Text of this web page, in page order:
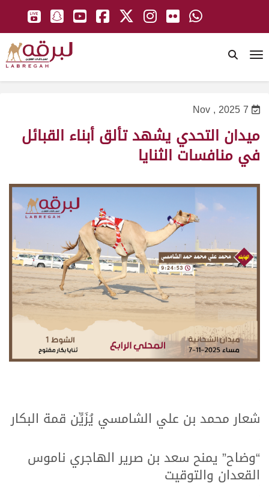
7 Nov , 2025
ميدان التحدي يشهد تألق أبناء القبائل
في منافسات الثنايا
شعار محمد بن علي الشامسي يُزَيِّن قمة البكار
“وضاح” يمنح سعد بن صرير الهاجري ناموس
القعدان والتوقيت